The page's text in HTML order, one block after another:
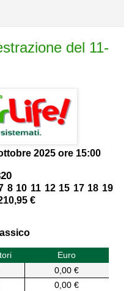
del 11-
2025 ore 15:00
8 10 11 12 15 17 18 19
€
Euro
0,00 €
0,00 €